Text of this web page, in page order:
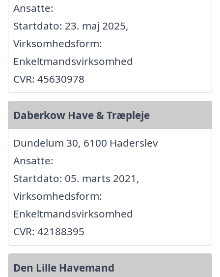
Ansatte:
Startdato: 23. maj 2025,
Virksomhedsform:
Enkeltmandsvirksomhed
CVR: 45630978
Daberkow Have & Træpleje
Dundelum 30, 6100 Haderslev
Ansatte:
Startdato: 05. marts 2021,
Virksomhedsform:
Enkeltmandsvirksomhed
CVR: 42188395
Den Lille Havemand